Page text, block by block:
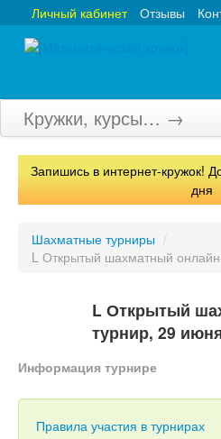
Отзывы
Личный кабинет
Кружки, курсы… →
Главная
Олимпиады
Конкурсы
Вебинары
Запишись в интернет-кружок!
дня
Шахматные турниры /
L Открытый шахматный
L Открытый
турнир, 29
Информация турнире
Правила участия в турнирах